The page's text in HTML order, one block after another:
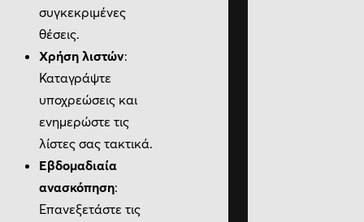
συγκεκριμένες
θέσεις.
Χρήση λιστών:
Καταγράψτε
υποχρεώσεις και
ενημερώστε τις
λίστες σας τακτικά.
Εβδομαδιαία
ανασκόπηση:
Επανεξετάστε τις